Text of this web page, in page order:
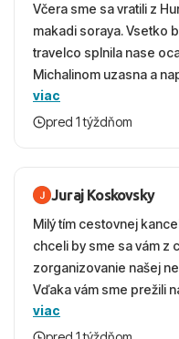
Včera sme sa vratili z
makadi soraya. Vsetko
travelco splnila nase
Michalinom uzasna a
vecernych hodinach
krasny, cisty. Sluzby
viac
pred 1 týždňom
Juraj Koskovsky
Milý tím cestovnej
chceli by sme sa vám
zorganizovanie našej
Vďaka vám sme prežili
ešte dlho s úsmevom
absolútne hladko – od
viac